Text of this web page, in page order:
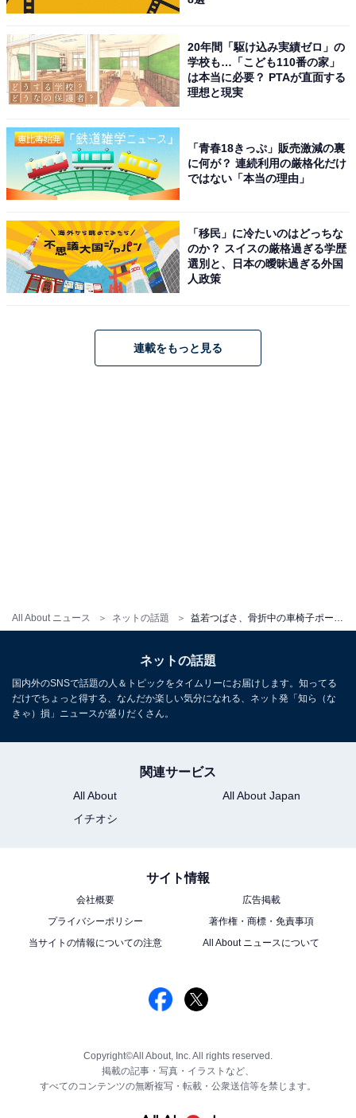
All About ニュース ネットの話題
20年間「駆け込み実績ゼロ」の
学校も…「こども110番の家」
は本当に必要？ PTAが直面する
理想と現実
「青春18きっぷ」販売激減の裏
に何が？ 連続利用の厳格化だけ
ではない「本当の理由」
「移民」に冷たいのはどっちな
のか？ スイスの厳格過ぎる学歴
選別と、日本の曖昧過ぎる外国
人政策
連載をもっと見る
ネットの話題
国内外のSNSで話題の人＆トピックをタイムリーにお届けします。知ってる
だけでちょっと得する、なんだか楽しい気分になれる、ネット発「知ら（な
きゃ）損」ニュースが盛りだくさん。
関連サービス
All About
All About Japan
イチオシ
サイト情報
会社概要
広告掲載
プライバシーポリシー
著作権・商標・免責事項
当サイトの情報についての注意
All About ニュースについて
Copyright©All About, Inc. All rights reserved.
掲載の記事・写真・イラストなど、
すべてのコンテンツの無断複写・転載・公衆送信等を禁じます。